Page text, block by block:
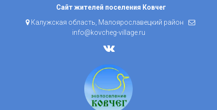
Skip
content
Сайт жителей поселения Ковчег
Калужская область, Малоярославецкий район
info@kovcheg-village.ru